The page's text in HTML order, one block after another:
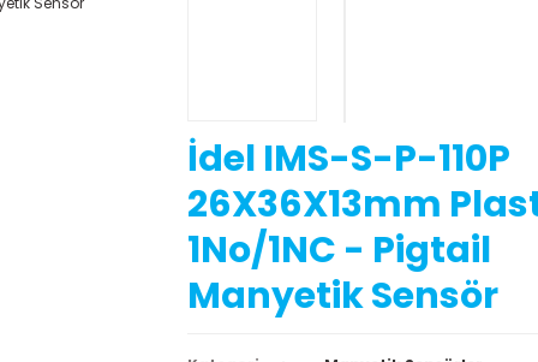
İdel IMS-S-P-110P
26X36X13mm
1No/1NC - Pigtail
Manyetik Sensör